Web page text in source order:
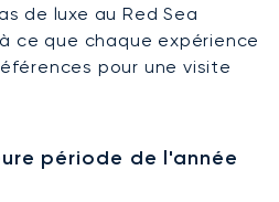
de luxe au Red Sea
ce que chaque expérience
pour une visite
période de l'année